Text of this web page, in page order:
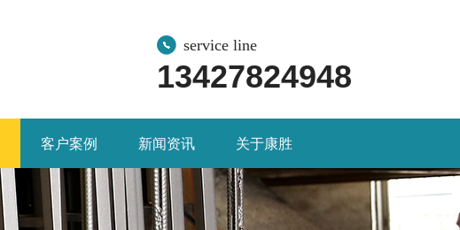
service line
13427824948
客户案例 新闻资讯 关于康胜